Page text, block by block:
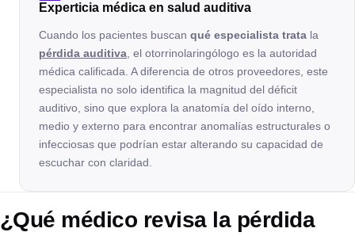
Experticia médica en salud auditiva
Cuando los pacientes buscan qué especialista trata la
pérdida auditiva , el otorrinolaringólogo es la autoridad
médica calificada. A diferencia de otros proveedores, este
especialista no solo identifica la magnitud del déficit
auditivo, sino que explora la anatomía del oído interno,
medio y externo para encontrar anomalías estructurales o
infecciosas que podrían estar alterando su capacidad de
escuchar con claridad.
¿Qué médico revisa la pérdida